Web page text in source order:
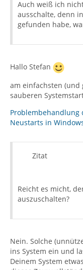
Auch weiß ich
ausschalte, denn
gefunden habe,
Hallo Stefan
am einfachsten
sauberen
Problembehandlung
Neustarts in
Zitat
Reicht es micht,
auszuschalten?
Nein. Solche
ins System ein und
Deinem System